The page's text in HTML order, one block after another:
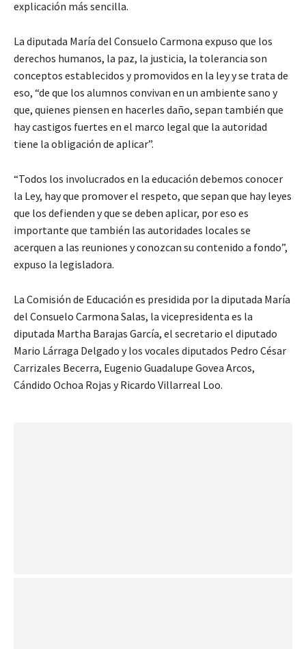
explicación más sencilla.
La diputada María del Consuelo Carmona expuso que los
derechos humanos, la paz, la justicia, la tolerancia son
conceptos establecidos y promovidos en la ley y se trata de
eso, “de que los alumnos convivan en un ambiente sano y
que, quienes piensen en hacerles daño, sepan también que
hay castigos fuertes en el marco legal que la autoridad
tiene la obligación de aplicar”.
“Todos los involucrados en la educación debemos conocer
la Ley, hay que promover el respeto, que sepan que hay leyes
que los defienden y que se deben aplicar, por eso es
importante que también las autoridades locales se
acerquen a las reuniones y conozcan su contenido a fondo”,
expuso la legisladora.
La Comisión de Educación es presidida por la diputada María
del Consuelo Carmona Salas, la vicepresidenta es la
diputada Martha Barajas García, el secretario el diputado
Mario Lárraga Delgado y los vocales diputados Pedro César
Carrizales Becerra, Eugenio Guadalupe Govea Arcos,
Cándido Ochoa Rojas y Ricardo Villarreal Loo.